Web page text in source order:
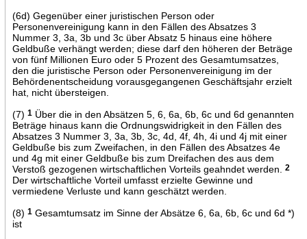
(6d) Gegenüber einer juristischen Person oder
Personenvereinigung kann in den Fällen des Absatzes 3
Nummer 3, 3a, 3b und 3c über Absatz 5 hinaus eine höhere
Geldbuße verhängt werden; diese darf den höheren der Beträge
von fünf Millionen Euro oder 5 Prozent des Gesamtumsatzes,
den die juristische Person oder Personenvereinigung im der
Behördenentscheidung vorausgegangenen Geschäftsjahr erzielt
hat, nicht übersteigen.
(7) 1Über die in den Absätzen 5, 6, 6a, 6b, 6c und 6d genannten
Beträge hinaus kann die Ordnungswidrigkeit in den Fällen des
Absatzes 3 Nummer 3, 3a, 3b, 3c, 4d, 4f, 4h, 4i und 4j mit einer
Geldbuße bis zum Zweifachen, in den Fällen des Absatzes 4e
und 4g mit einer Geldbuße bis zum Dreifachen des aus dem
Verstoß gezogenen wirtschaftlichen Vorteils geahndet werden.
2
Der wirtschaftliche Vorteil umfasst erzielte Gewinne und
vermiedene Verluste und kann geschätzt werden.
(8) 1Gesamtumsatz im Sinne der Absätze 6, 6a, 6b, 6c und 6d *)
ist